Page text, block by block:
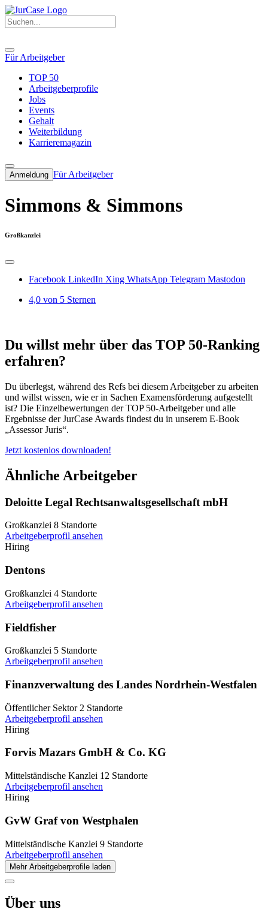
Für Arbeitgeber
TOP 50
Arbeitgeberprofile
Jobs
Events
Gehalt
Weiterbildung
Karrieremagazin
Anmeldung Für Arbeitgeber
Simmons & Simmons
Großkanzlei
Facebook LinkedIn Xing WhatsApp Telegram Mastodon
4,0 von 5 Sternen
Du willst mehr über das TOP 50-Ranking
erfahren?
Du überlegst, während des Refs bei diesem Arbeitgeber zu arbeiten
und willst wissen, wie er in Sachen Examensförderung aufgestellt
ist? Die Einzelbewertungen der TOP 50-Arbeitgeber und alle
Ergebnisse der JurCase Awards findest du in unserem E-Book
„Assessor Juris“.
Jetzt kostenlos downloaden!
Ähnliche Arbeitgeber
Deloitte Legal Rechtsanwaltsgesellschaft mbH
Großkanzlei 8 Standorte
Arbeitgeberprofil ansehen
Hiring
Dentons
Großkanzlei 4 Standorte
Arbeitgeberprofil ansehen
Fieldfisher
Großkanzlei 5 Standorte
Arbeitgeberprofil ansehen
Finanzverwaltung des Landes Nordrhein-Westfalen
Öffentlicher Sektor 2 Standorte
Arbeitgeberprofil ansehen
Hiring
Forvis Mazars GmbH & Co. KG
Mittelständische Kanzlei 12 Standorte
Arbeitgeberprofil ansehen
Hiring
GvW Graf von Westphalen
Mittelständische Kanzlei 9 Standorte
Arbeitgeberprofil ansehen
Mehr Arbeitgeberprofile laden
Über uns